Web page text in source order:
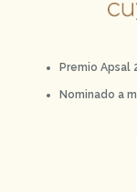
Premio Apsal
Nominado a